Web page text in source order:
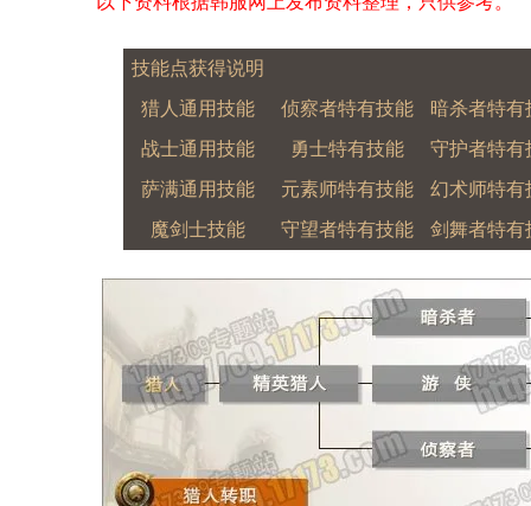
技能点获得说明
猎人通用技能
侦察者特有技能
暗杀者特有
战士通用技能
勇士特有技能
守护者特有
萨满通用技能
元素师特有技能
幻术师特有
魔剑士技能
守望者特有技能 剑舞者特有